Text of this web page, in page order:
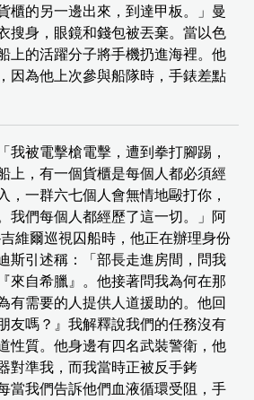
櫃的另一邊出來，到達甲板。」曼
搜身，眼鏡和錢包被丟棄。當以色
上的活躍分子將手機扔進海裡。他
因為他上次參與船隊時，手錶差點
我被電擊槍電擊，遭到拳打腳踢，
上，有一個貨櫃是每個人都必須經
，一群六七個人會無情地毆打你，
我們每個人都經歷了這一切。」阿
維爾巡視囚船時，他正在辦理身份
斯引述稱：「部長走進房間，問我
來自希臘』。他接著問我為何在那
有需要的人提供人道援助的。他回
友嗎？』我解釋說我們的任務沒有
性質。他身邊有四名武裝警衛，他
對準我，而我當時正被反手銬
當我們告訴他們血液循環受阻，手